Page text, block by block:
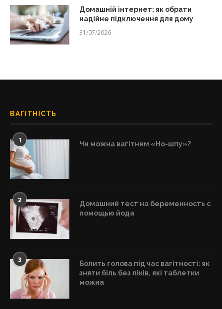
Домашній інтернет: як обрати
надійне підключення для дому
31/07/2026
ВАГІТНІСТЬ
1 Чи можна вагітним «Но-шпу»?
2
Домашний тест на беременность с
помощью йода
3
Болить голова під час вагітності: як
зняти біль без ліків, які таблетки
можна